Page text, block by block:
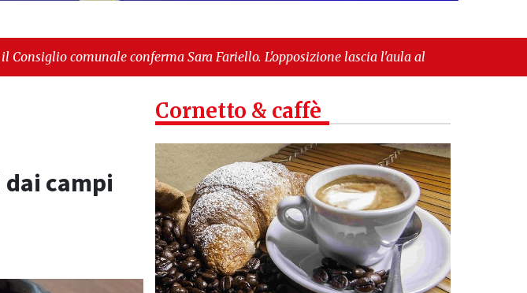
conferma Sara Fariello. L'opposizione lascia l'aula al momento del voto"
ammessa alla fase europea per l’IGP"
campi
Cornetto & caffè